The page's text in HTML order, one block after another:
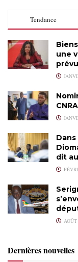
Tendance
une
dit
Dernières nouvelles